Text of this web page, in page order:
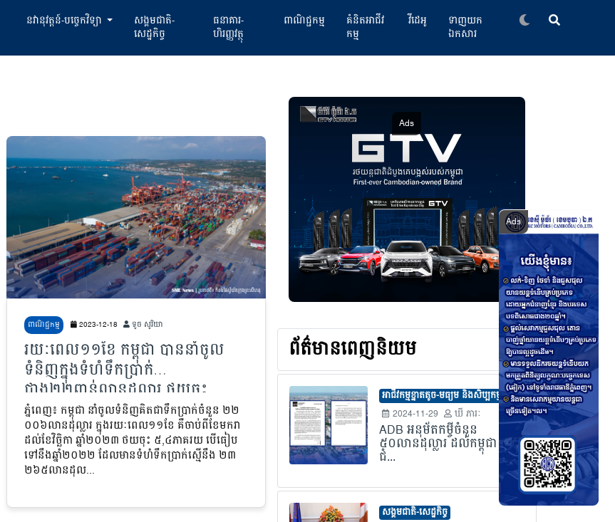
នវានុវត្តន៍-បច្ចេកវិទ្យា សង្គមជាតិ-
សេដ្ឋកិច្ច
ធនាគារ-
ហិរញ្ញវត្ថុ
ពាណិជ្ជកម្ម គំនិតអាជីវ
កម្ម
វីដេអូ ទាញយក
ឯកសារ
ពាណិជ្ជកម្ម 2023-12-18 ទូច សូរិយា
រយៈពេល១១ខែ កម្ពុជា បាននាំចូល
ទំនិញក្នុងទំហំទឹកប្រាក់
ជាង២២ពាន់លានដុល្លារ ថយចុះ
៥,៤%
ភ្នំពេញ៖ កម្ពុជា នាំចូលទំនិញគិតជាទឹកប្រាក់ចំនួន ២២
០០៦លានដុល្លារ ក្នុងរយៈពេល១១ខែ គឺចាប់ពីខែមករា
ដល់ខែវិច្ឆិកា ឆ្នាំ២០២៣ ថយចុះ ៥,៤ភាគរយ បើធៀប
ទៅនឹងឆ្នាំ២០២២ ដែលមានទំហំទឹកប្រាក់ស្មើនឹង ២៣
២៦៥លានដុល...
ព័ត៌មានពេញនិយម
អាជីវកម្មខ្នាតតូច-មធ្យម និងសិប្បកម្ម
2024-11-29
ឃី ភារៈ
ADB អនុម័តកម្ចីចំនួន
៥០លានដុល្លារ ដល់កម្ពុជា
ជំ...
សង្គមជាតិ-សេដ្ឋកិច្ច